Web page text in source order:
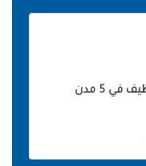
المدارس المتقدمة تعلن فتح التوظيف في 5 مدن